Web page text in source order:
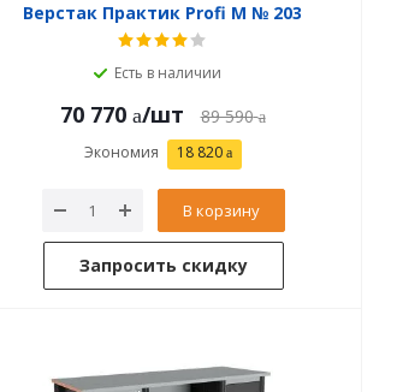
Верстак Практик Profi M № 203
Есть в наличии
70 770 /шт 89 590
Экономия 18 820
В корзину
Запросить скидку